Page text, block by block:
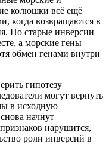
колюшки всё ещё
когда возвращаются в
Но старые инверсии
а морские гены
обмен генами внутри
гипотезу
могут вернуть
в исходную
начнут
нарушится,
роли инверсий в